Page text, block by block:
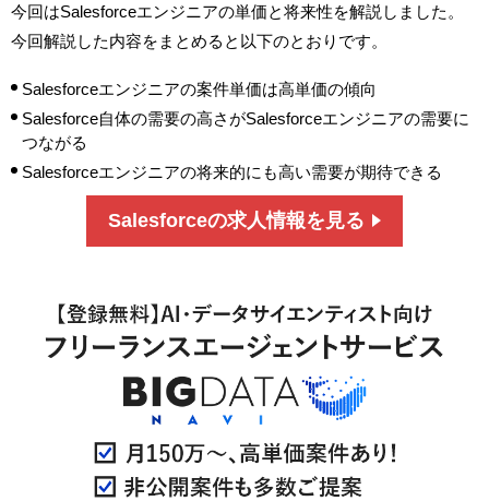
今回はSalesforceエンジニアの単価と将来性を解説しました。
今回解説した内容をまとめると以下のとおりです。
Salesforceエンジニアの案件単価は高単価の傾向
Salesforce自体の需要の高さがSalesforceエンジニアの需要に
つながる
Salesforceエンジニアの将来的にも高い需要が期待できる
Salesforceの求人情報を見る